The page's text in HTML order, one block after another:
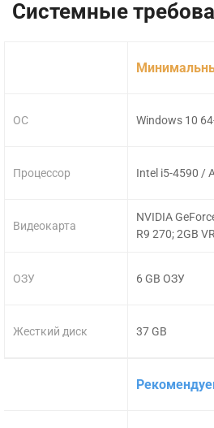
Системные
ОС
Процессор
Видеокарта
ОЗУ
Жесткий диск
Windows 10
Intel i5-4590 /
NVIDIA
R9 270; 2GB
6 GB ОЗУ
37 GB